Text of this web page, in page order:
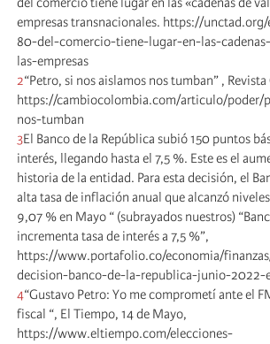
empresas transnacionales. https://
80-del-comercio-tiene-lugar-en-las-
las-empresas
2“Petro, si nos aislamos nos tumban” ,
https://cambiocolombia.com/articulo/poder/
nos-tumban
3El Banco de la República subió 150 puntos
interés, llegando hasta el 7,5 %. Este es el
historia de la entidad. Para esta decisión, el
alta tasa de inflación anual que alcanzó
9,07 % en Mayo “ (subrayados nuestros)
incrementa tasa de interés a 7,5 %”,
https://www.portafolio.co/economia/
decision-banco-de-la-republica-junio-2022-
4“Gustavo Petro: Yo me comprometí ante el
fiscal “, El Tiempo, 14 de Mayo,
https://www.eltiempo.com/elecciones-